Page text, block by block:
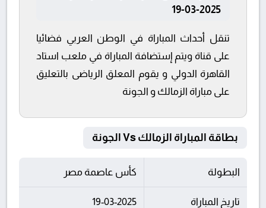
2025-03-19
تنقل أحداث المباراة في الوطن العربي فضائيا
على قناة ويتم إستضافة المباراة في ملعب استاد
القاهرة الدولي و يقوم المعلق الرياضى بالتعليق
على مباراة الزمالك و الجونة
بطاقة المباراة الزمالك Vs الجونة
البطولة كأس عاصمة مصر
تاريخ المباراة 19-03-2025